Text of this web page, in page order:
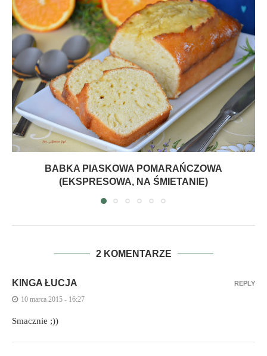
BABKA PIASKOWA POMARAŃCZOWA
(EKSPRESOWA, NA ŚMIETANIE)
2 KOMENTARZE
KINGA ŁUCJA
10 marca 2015 - 16:27
Smacznie ;))
REPLY